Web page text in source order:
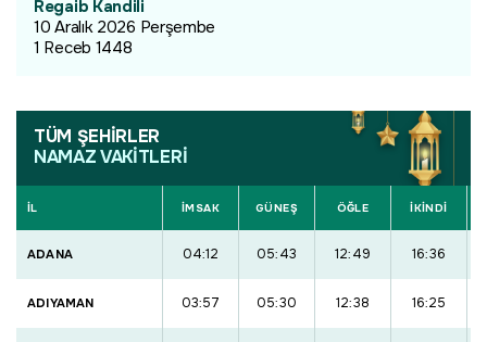
Regaib Kandili
10 Aralık 2026 Perşembe
1 Receb 1448
TÜM ŞEHİRLER
NAMAZ VAKİTLERİ
İL İMSAK GÜNEŞ ÖĞLE İKİNDİ
ADANA 04:12 05:43 12:49 16:36
ADIYAMAN 03:57 05:30 12:38 16:25